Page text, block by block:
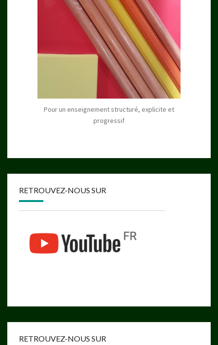
Pour un enseignement structuré, explicite et
progressif
RETROUVEZ-NOUS SUR
RETROUVEZ-NOUS SUR